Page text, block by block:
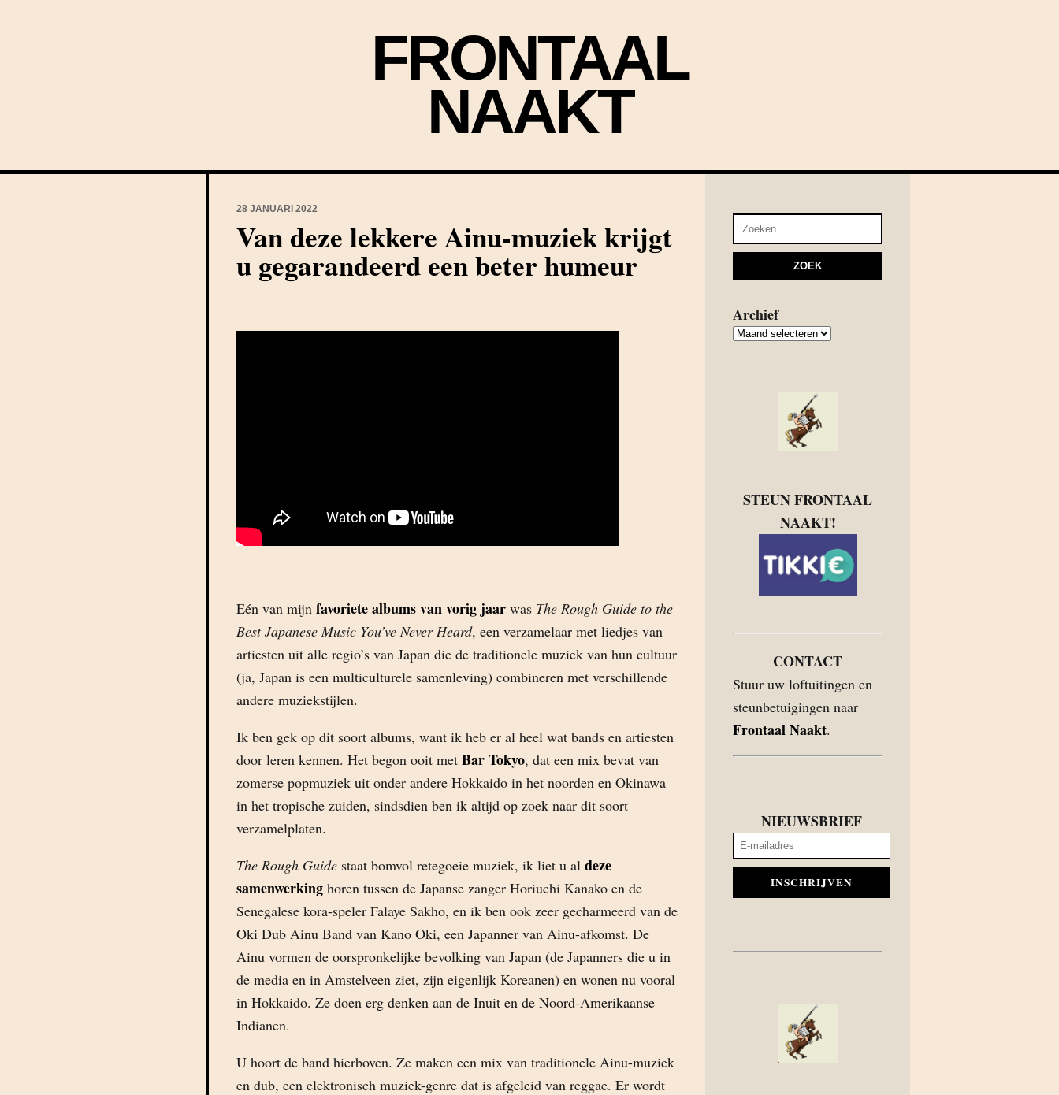
FRONTAAL
NAAKT
28 JANUARI 2022
Van deze lekkere Ainu-muziek krijgt
u gegarandeerd een beter humeur
Eén van mijn favoriete albums van vorig jaar was The Rough Guide to the
Best Japanese Music You’ve Never Heard, een verzamelaar met liedjes van
artiesten uit alle regio’s van Japan die de traditionele muziek van hun cultuur
(ja, Japan is een multiculturele samenleving) combineren met verschillende
andere muziekstijlen.
Ik ben gek op dit soort albums, want ik heb er al heel wat bands en artiesten
door leren kennen. Het begon ooit met Bar Tokyo, dat een mix bevat van
zomerse popmuziek uit onder andere Hokkaido in het noorden en Okinawa
in het tropische zuiden, sindsdien ben ik altijd op zoek naar dit soort
verzamelplaten.
The Rough Guide staat bomvol retegoeie muziek, ik liet u al deze
samenwerking horen tussen de Japanse zanger Horiuchi Kanako en de
Senegalese kora-speler Falaye Sakho, en ik ben ook zeer gecharmeerd van de
Oki Dub Ainu Band van Kano Oki, een Japanner van Ainu-afkomst. De
Ainu vormen de oorspronkelijke bevolking van Japan (de Japanners die u in
de media en in Amstelveen ziet, zijn eigenlijk Koreanen) en wonen nu vooral
in Hokkaido. Ze doen erg denken aan de Inuit en de Noord-Amerikaanse
Indianen.
U hoort de band hierboven. Ze maken een mix van traditionele Ainu-muziek
en dub, een elektronisch muziek-genre dat is afgeleid van reggae. Er wordt
Archief
Archief
STEUN FRONTAAL
NAAKT!
CONTACT
Stuur uw loftuitingen en
steunbetuigingen naar
Frontaal Naakt.
NIEUWSBRIEF
INSCHRIJVEN